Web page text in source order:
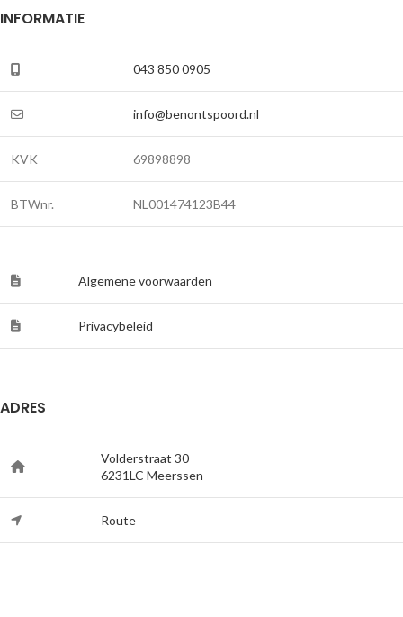
INFORMATIE
043 850 0905
info@benontspoord.nl
KVK 69898898
BTWnr. NL001474123B44
Algemene voorwaarden
Privacybeleid
ADRES
Volderstraat 30
6231LC Meerssen
Route